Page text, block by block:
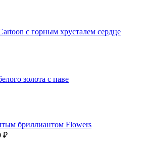
c горным хрусталем сердце
золота с паве
бриллиантом Flowers
₽